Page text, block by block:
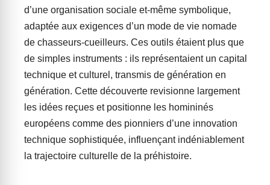
d’une organisation sociale et-même symbolique,
adaptée aux exigences d’un mode de vie nomade
de chasseurs-cueilleurs. Ces outils étaient plus que
de simples instruments : ils représentaient un capital
technique et culturel, transmis de génération en
génération. Cette découverte revisionne largement
les idées reçues et positionne les homininés
européens comme des pionniers d’une innovation
technique sophistiquée, influençant indéniablement
la trajectoire culturelle de la préhistoire.